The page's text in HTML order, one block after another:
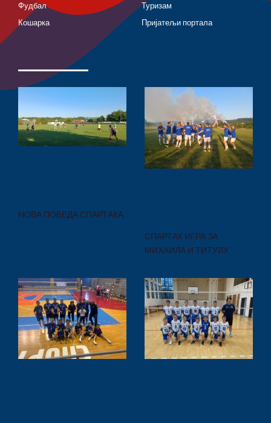
Фудбал
Кошарка
Туризам
Пријатељи портала
НОВА ПОБЕДА СПАРТАКА
СПАРТАК ИГРА ЗА
МИХАИЛА И ТИТУЛУ